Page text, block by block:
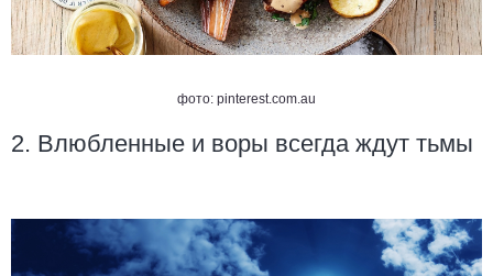
фото: pinterest.com.au
2. Влюбленные и воры всегда ждут тьмы